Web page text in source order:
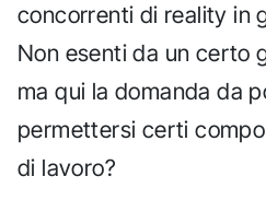
concorrenti di reality in
Non esenti da un certo
ma qui la domanda da
permettersi certi
di lavoro?